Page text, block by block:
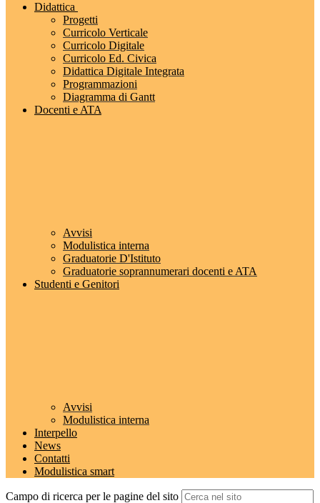
Didattica
Progetti
Curricolo Verticale
Curricolo Digitale
Curricolo Ed. Civica
Didattica Digitale Integrata
Programmazioni
Diagramma di Gantt
Docenti e ATA
Avvisi
Modulistica interna
Graduatorie D'Istituto
Graduatorie soprannumerari docenti e ATA
Studenti e Genitori
Avvisi
Modulistica interna
Interpello
News
Contatti
Modulistica smart
Campo di ricerca per le pagine del sito